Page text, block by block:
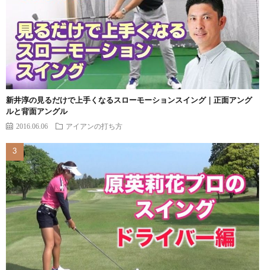
新井淳の見るだけで上手くなるスローモーションスイング｜正面アング
ルと背面アングル
2016.06.06 アイアンの打ち方